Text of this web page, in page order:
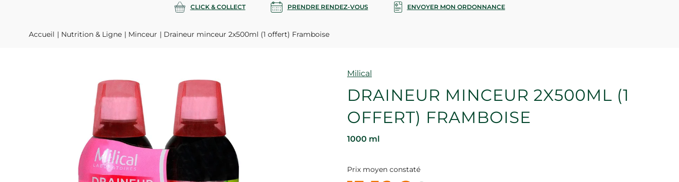
CLICK & COLLECT PRENDRE RENDEZ-VOUS ENVOYER MON ORDONNANCE
Accueil Nutrition & Ligne Minceur Draineur minceur 2x500ml (1 offert) Framboise
Marque
Milical
DRAINEUR MINCEUR 2X500ML (1
OFFERT) FRAMBOISE
1000 ml
Prix moyen constaté